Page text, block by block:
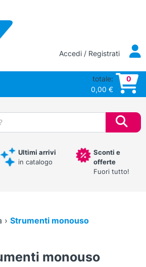
Accedi / Registrati
totale:
0,00 €
0
Ultimi arrivi
in catalogo
Sconti e
offerte
Fuori tutto!
› Strumenti monouso
monouso